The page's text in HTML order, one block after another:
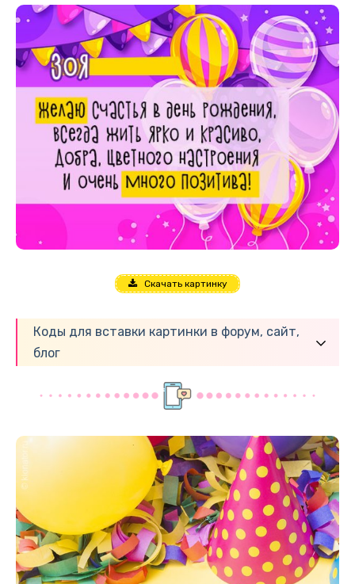
Скачать картинку
Коды для вставки картинки в форум, сайт,
блог